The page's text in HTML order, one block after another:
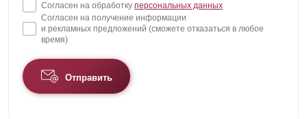
Согласен на обработку персональных данных
Согласен на получение информации
и рекламных предложений (сможете отказаться в любое
время)
Отправить